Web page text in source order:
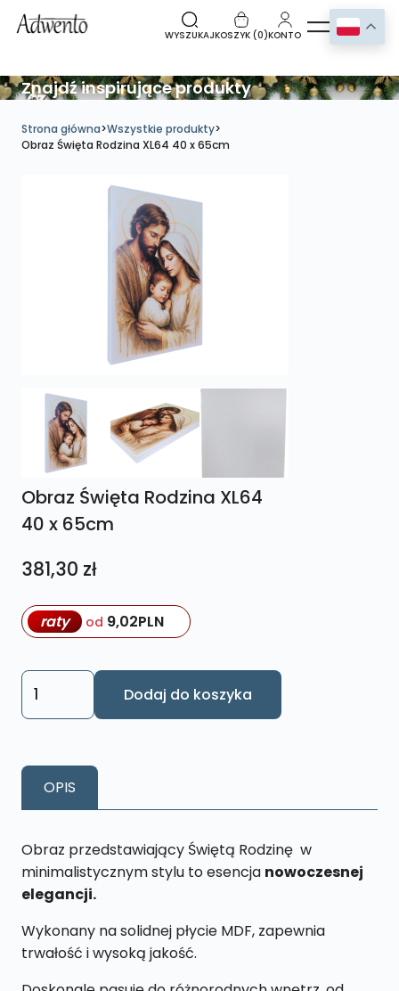
WYSZUKAJKOSZYK (0)KONTO
Znajdź inspirujące produkty
Strona główna>Wszystkie produkty>
Obraz Święta Rodzina XL64 40 x 65cm
Obraz Święta Rodzina XL64
40 x 65cm
381,30 zł
raty od 9,02PLN
ilość
Obraz
XL64
65cm
Dodaj do koszyka
OPIS
Obraz przedstawiający Świętą Rodzinę w
minimalistycznym stylu to esencja nowoczesnej
elegancji.
Wykonany na solidnej płycie MDF, zapewnia
trwałość i wysoką jakość.